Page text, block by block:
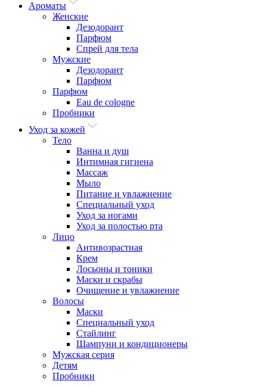
Ароматы
Женские
Дезодорант
Парфюм
Спрей для тела
Мужские
Дезодорант
Парфюм
Парфюм
Eau de cologne
Пробники
Уход за кожей
Тело
Ванна и душ
Интимная гигиена
Массаж
Мыло
Питание и увлажнение
Специальный уход
Уход за ногами
Уход за полостью рта
Лицо
Антивозрастная
Крем
Лосьоны и тоники
Маски и скрабы
Очищение и увлажнение
Волосы
Маски
Специальный уход
Стайлинг
Шампуни и кондиционеры
Мужская серия
Детям
Пробники